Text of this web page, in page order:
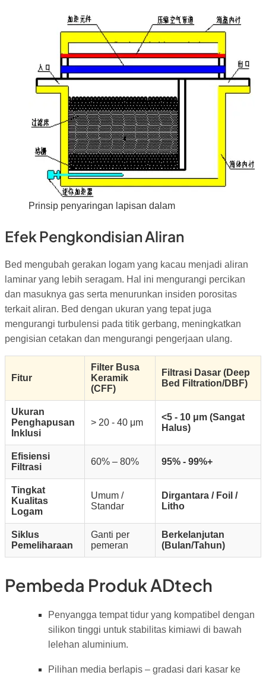
Prinsip penyaringan lapisan dalam
Efek Pengkondisian Aliran
Bed mengubah gerakan logam yang kacau menjadi aliran
laminar yang lebih seragam. Hal ini mengurangi percikan
dan masuknya gas serta menurunkan insiden porositas
terkait aliran. Bed dengan ukuran yang tepat juga
mengurangi turbulensi pada titik gerbang, meningkatkan
pengisian cetakan dan mengurangi pengerjaan ulang.
Fitur
Filter Busa
Keramik
(CFF)
Filtrasi Dasar (Deep
Bed Filtration/DBF)
Ukuran
Penghapusan
Inklusi
> 20 - 40 μm
<5 - 10 μm (Sangat
Halus)
Efisiensi
Filtrasi
60% – 80% 95% - 99%+
Tingkat
Kualitas
Logam
Umum /
Standar
Dirgantara / Foil /
Litho
Siklus
Pemeliharaan
Ganti per
pemeran
Berkelanjutan
(Bulan/Tahun)
Pembeda Produk ADtech
Penyangga tempat tidur yang kompatibel dengan
silikon tinggi untuk stabilitas kimiawi di bawah
lelehan aluminium.
Pilihan media berlapis – gradasi dari kasar ke